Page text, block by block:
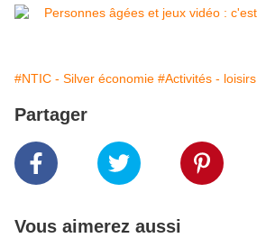
#NTIC - Silver économie #Activités - loisirs
Partager
Vous aimerez aussi